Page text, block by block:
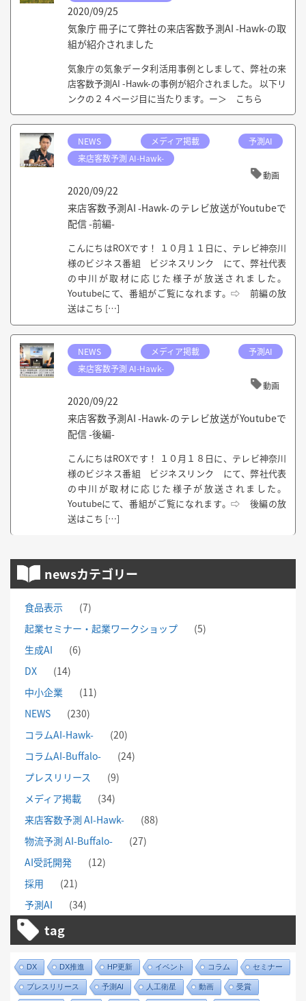
2020/09/25
気象庁 冊子にて弊社の来店客数予測AI -Hawk-の取
組が紹介されました
気象庁の気象データ利活用事例としまして、弊社の来
店客数予測AI -Hawk-の事例が紹介されました。 以下リ
ンクの２４ページ目に当たります。ー＞ こちら
NEWS メディア掲載
予測AI
来店客数予測 AI-Hawk-
動画
2020/09/22
来店客数予測AI -Hawk-のテレビ放送がYoutubeで
配信 -前編-
こんにちはROXです！ １０月１１日に、テレビ神奈川
様のビジネス番組 ビジネスリンク にて、弊社代表
の中川が取材に応じた様子が放送されました。
Youtubeにて、番組がご覧になれます。⇨ 前編の放
送はこち […]
NEWS メディア掲載
予測AI
来店客数予測 AI-Hawk-
動画
2020/09/22
来店客数予測AI -Hawk-のテレビ放送がYoutubeで
配信 -後編-
こんにちはROXです！ １０月１８日に、テレビ神奈川
様のビジネス番組 ビジネスリンク にて、弊社代表
の中川が取材に応じた様子が放送されました。
Youtubeにて、番組がご覧になれます。⇨ 後編の放
送はこち […]
newsカテゴリー
食品表示
(7)
起業セミナー・起業ワークショップ
(5)
生成AI
(6)
DX
(14)
中小企業
(11)
NEWS
(230)
コラムAI-Hawk-
(20)
コラムAI-Buffalo-
(24)
プレスリリース
(9)
メディア掲載
(34)
来店客数予測 AI-Hawk-
(88)
物流予測 AI-Buffalo-
(27)
AI受託開発
(12)
採用
(21)
予測AI
(34)
tag
DX DX推進 HP更新 イベント コラム セミナー
プレスリリース 予測AI 人工衛星 動画 受賞